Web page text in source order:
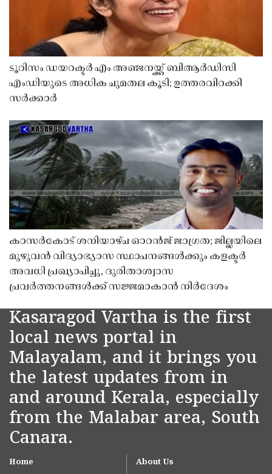
ടൂറിസം ഡയറക്ടർ എം അഞ്ജനയ്ക്ക് ബിആർഡിസി
എംഡിയുടെ അധിക ചുമതല കൂടി; ഉത്തരവിറക്കി
സർക്കാർ
കാസർകോട് ശനിയാഴ്ച ഓറൻജ് ജാഗ്രത; ജില്ലയിലെ
മുഴുവൻ വിദ്യാഭ്യാസ സ്ഥാപനങ്ങൾക്കും കളക്ടർ
അവധി പ്രഖ്യാപിച്ചു, ദുരിതാശ്വാസ
പ്രവർത്തനങ്ങൾക്ക് സജ്ജമാകാൻ നിർദേശം
Kasaragod Vartha is the first
local news portal in
Malayalam, and it brings you
the latest updates from in
and around Kerala, especially
from the Malabar area, South
Canara.
Home About Us